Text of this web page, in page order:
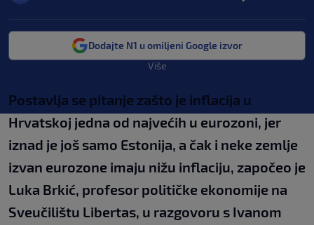
Dodajte N1 u omiljeni Google izvor
Više
Postavlja se pitanje zašto je inflacija u
Hrvatskoj jedna od najvećih u eurozoni, jer
iznad je još samo Estonija, a čak i neke zemlje
izvan eurozone imaju nižu inflaciju, započeo je
Luka Brkić, profesor političke ekonomije na
Sveučilištu Libertas, u razgovoru s Ivanom